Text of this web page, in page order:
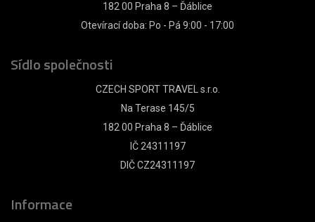
182 00 Praha 8 – Ďáblice
Otevírací doba: Po - Pá 9:00 - 17:00
Sídlo společnosti
CZECH SPORT TRAVEL s.r.o.
Na Terase 145/5
182 00 Praha 8 – Ďáblice
IČ 24311197
DIČ CZ24311197
Informace